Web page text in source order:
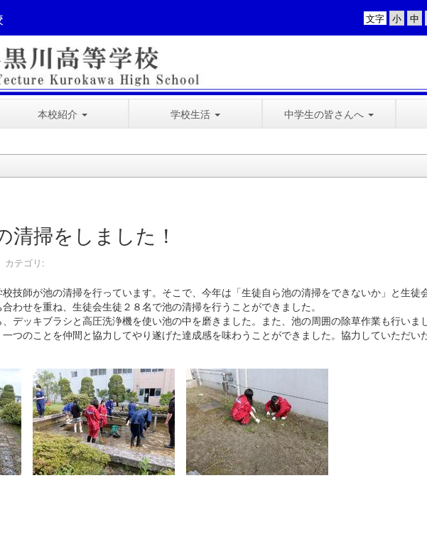
文字
本校紹介 学校生活
中学生の皆さんへ
清掃をしました！
カテゴリ:
技師が池の清掃を行っています。そこで、今年は「生徒自ら池の清掃をできないか」と生徒
わせを重ね、生徒会生徒２８名で池の清掃を行うことができました。
デッキブラシと高圧洗浄機を使い池の中を磨きました。また、池の周囲の除草作業も行いま
つのことを仲間と協力してやり遂げた達成感を味わうことができました。協力していただい